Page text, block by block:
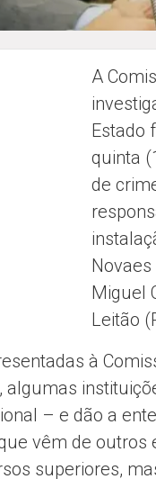
A
Estado
quinta
de
Miguel
Leitão
à
algumas
– e dão a
vêm de
superiores,